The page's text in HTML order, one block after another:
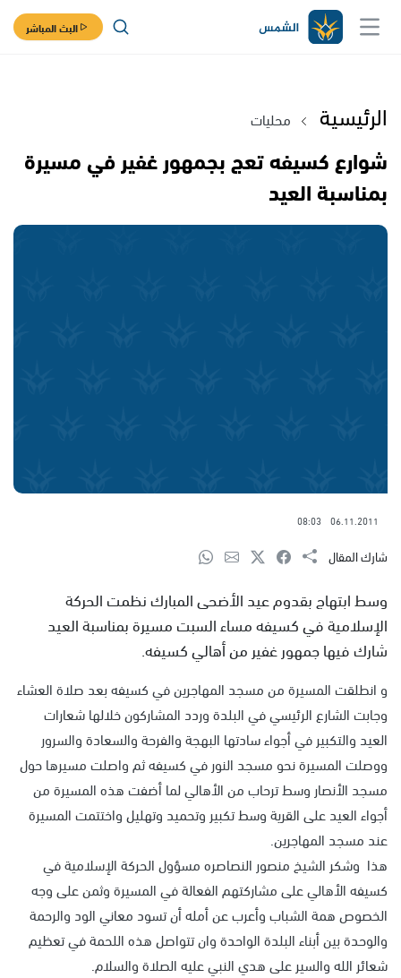
البث المباشر
الرئيسية محليات
شوارع كسيفه تعج بجمهور غفير في مسيرة
بمناسبة العيد
06.11.2011
08:03
شارك المقال
وسط ابتهاج بقدوم عيد الأضحى المبارك نظمت الحركة
الإسلامية في كسيفه مساء السبت مسيرة بمناسبة العيد
شارك فيها جمهور غفير من أهالي كسيفه.
و انطلقت المسيرة من مسجد المهاجرين في كسيفه بعد صلاة العشاء
وجابت الشارع الرئيسي في البلدة وردد المشاركون خلالها شعارات
العيد والتكبير في أجواء سادتها البهجة والفرحة والسعادة والسرور
ووصلت المسيرة نحو مسجد النور في كسيفه ثم واصلت مسيرها حول
مسجد الأنصار وسط ترحاب من الأهالي لما أضفت هذه المسيرة من
أجواء العيد على القرية وسط تكبير وتحميد وتهليل واختتمت المسيرة
عند مسجد المهاجرين.
هذا وشكر الشيخ منصور النصاصره مسؤول الحركة الإسلامية في
كسيفه الأهالي على مشاركتهم الفعالة في المسيرة وثمن على وجه
الخصوص همة الشباب وأعرب عن أمله أن تسود معاني الود والرحمة
والوحدة بين أبناء البلدة الواحدة وان تتواصل هذه اللحمة في تعظيم
شعائر الله والسير على هدي النبي عليه الصلاة والسلام.